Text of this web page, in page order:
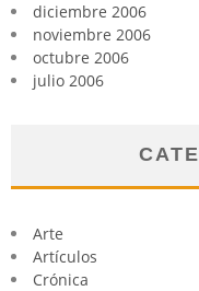
diciembre 2006
noviembre 2006
octubre 2006
julio 2006
Arte
Artículos
Crónica